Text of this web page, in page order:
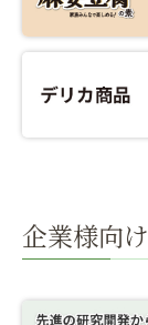
企業様向